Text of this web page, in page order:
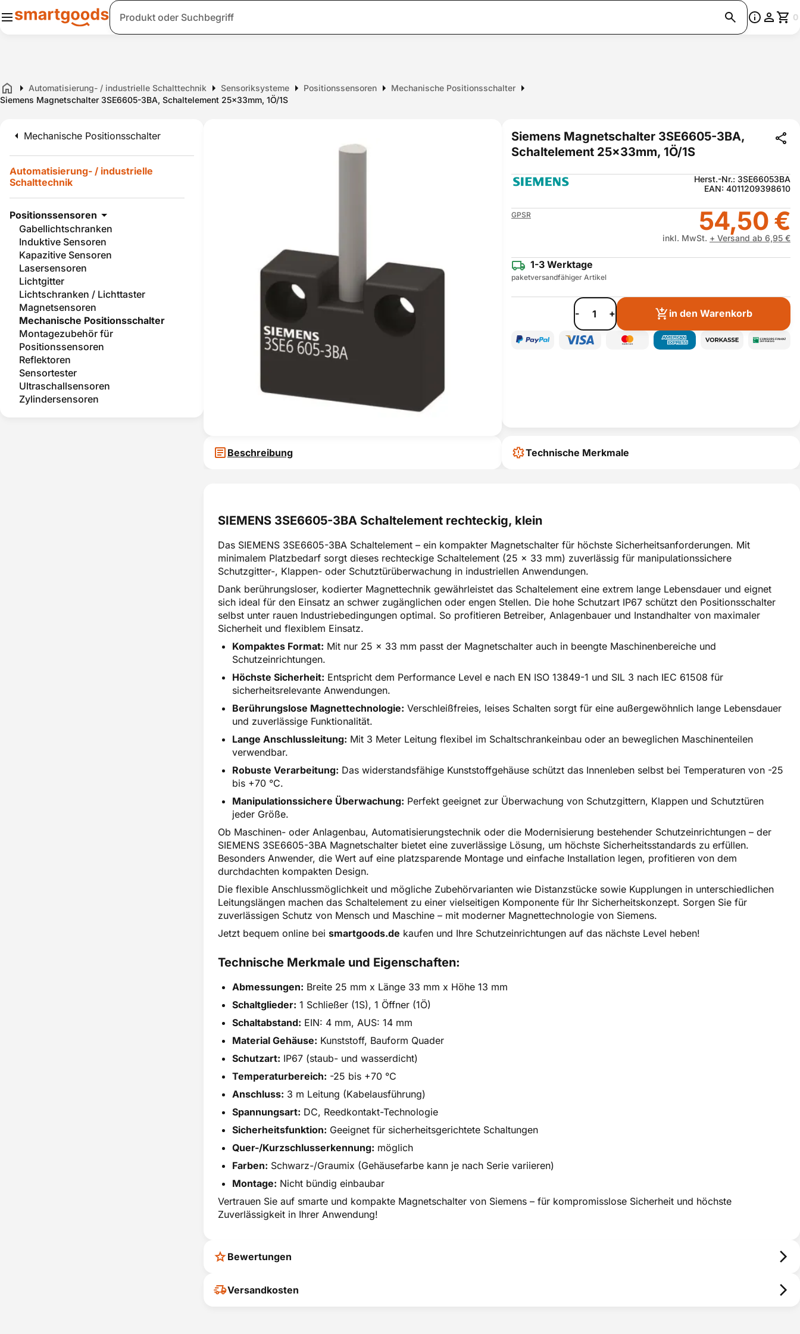
Suche 0
Home Automatisierung- / industrielle Schalttechnik Sensoriksysteme Positionssensoren
Mechanische Positionsschalter
Siemens Magnetschalter 3SE6605-3BA, Schaltelement 25x33mm, 1Ö/1S
Mechanische Positionsschalter
Automatisierung- / industrielle
Schalttechnik
Positionssensoren
Gabellichtschranken
Induktive Sensoren
Kapazitive Sensoren
Lasersensoren
Lichtgitter
Lichtschranken / Lichttaster
Magnetsensoren
Mechanische Positionsschalter
Montagezubehör für
Positionssensoren
Reflektoren
Sensortester
Ultraschallsensoren
Zylindersensoren
Siemens Magnetschalter 3SE6605-3BA,
Schaltelement 25x33mm, 1Ö/1S
Herst.-Nr.: 3SE66053BA
EAN: 4011209398610
GPSR 54,50 €
inkl. MwSt. + Versand ab 6,95 €
1-3 Werktage
paketversandfähiger Artikel
- + in den Warenkorb
Beschreibung Technische Merkmale
SIEMENS 3SE6605-3BA Schaltelement rechteckig, klein
Das SIEMENS 3SE6605-3BA Schaltelement – ein kompakter Magnetschalter für höchste Sicherheitsanforderungen. Mit
minimalem Platzbedarf sorgt dieses rechteckige Schaltelement (25 x 33 mm) zuverlässig für manipulationssichere
Schutzgitter-, Klappen- oder Schutztürüberwachung in industriellen Anwendungen.
Dank berührungsloser, kodierter Magnettechnik gewährleistet das Schaltelement eine extrem lange Lebensdauer und eignet
sich ideal für den Einsatz an schwer zugänglichen oder engen Stellen. Die hohe Schutzart IP67 schützt den Positionsschalter
selbst unter rauen Industriebedingungen optimal. So profitieren Betreiber, Anlagenbauer und Instandhalter von maximaler
Sicherheit und flexiblem Einsatz.
Kompaktes Format: Mit nur 25 x 33 mm passt der Magnetschalter auch in beengte Maschinenbereiche und
Schutzeinrichtungen.
Höchste Sicherheit: Entspricht dem Performance Level e nach EN ISO 13849-1 und SIL 3 nach IEC 61508 für
sicherheitsrelevante Anwendungen.
Berührungslose Magnettechnologie: Verschleißfreies, leises Schalten sorgt für eine außergewöhnlich lange Lebensdauer
und zuverlässige Funktionalität.
Lange Anschlussleitung: Mit 3 Meter Leitung flexibel im Schaltschrankeinbau oder an beweglichen Maschinenteilen
verwendbar.
Robuste Verarbeitung: Das widerstandsfähige Kunststoffgehäuse schützt das Innenleben selbst bei Temperaturen von -25
bis +70 °C.
Manipulationssichere Überwachung: Perfekt geeignet zur Überwachung von Schutzgittern, Klappen und Schutztüren
jeder Größe.
Ob Maschinen- oder Anlagenbau, Automatisierungstechnik oder die Modernisierung bestehender Schutzeinrichtungen – der
SIEMENS 3SE6605-3BA Magnetschalter bietet eine zuverlässige Lösung, um höchste Sicherheitsstandards zu erfüllen.
Besonders Anwender, die Wert auf eine platzsparende Montage und einfache Installation legen, profitieren von dem
durchdachten kompakten Design.
Die flexible Anschlussmöglichkeit und mögliche Zubehörvarianten wie Distanzstücke sowie Kupplungen in unterschiedlichen
Leitungslängen machen das Schaltelement zu einer vielseitigen Komponente für Ihr Sicherheitskonzept. Sorgen Sie für
zuverlässigen Schutz von Mensch und Maschine – mit moderner Magnettechnologie von Siemens.
Jetzt bequem online bei smartgoods.de kaufen und Ihre Schutzeinrichtungen auf das nächste Level heben!
Technische Merkmale und Eigenschaften:
Abmessungen: Breite 25 mm x Länge 33 mm x Höhe 13 mm
Schaltglieder: 1 Schließer (1S), 1 Öffner (1Ö)
Schaltabstand: EIN: 4 mm, AUS: 14 mm
Material Gehäuse: Kunststoff, Bauform Quader
Schutzart: IP67 (staub- und wasserdicht)
Temperaturbereich: -25 bis +70 °C
Anschluss: 3 m Leitung (Kabelausführung)
Spannungsart: DC, Reedkontakt-Technologie
Sicherheitsfunktion: Geeignet für sicherheitsgerichtete Schaltungen
Quer-/Kurzschlusserkennung: möglich
Farben: Schwarz-/Graumix (Gehäusefarbe kann je nach Serie variieren)
Montage: Nicht bündig einbaubar
Vertrauen Sie auf smarte und kompakte Magnetschalter von Siemens – für kompromisslose Sicherheit und höchste
Zuverlässigkeit in Ihrer Anwendung!
Bewertungen
Ihr Feedback hilft uns, uns ständig zu
Versandkosten